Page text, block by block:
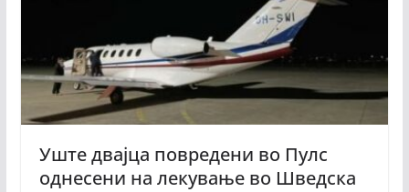
Уште двајца повредени во Пулс
однесени на лекување во Шведска